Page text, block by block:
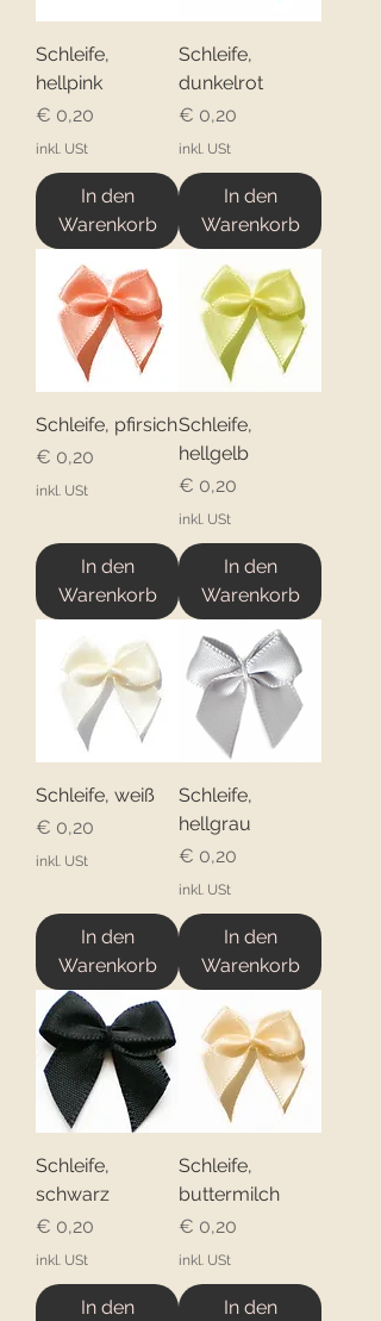
Schleife,
hellpink
Preis
€ 0,20
inkl. USt
In den
Warenkorb
Schleife,
dunkelrot
Preis
€ 0,20
inkl. USt
In den
Warenkorb
Schleife, pfirsich
Preis
€ 0,20
inkl. USt
In den
Warenkorb
Schleife,
hellgelb
Preis
€ 0,20
inkl. USt
In den
Warenkorb
Schleife, weiß
Preis
€ 0,20
inkl. USt
In den
Warenkorb
Schleife,
hellgrau
Preis
€ 0,20
inkl. USt
In den
Warenkorb
Schleife,
schwarz
Preis
€ 0,20
inkl. USt
In den
Schleife,
buttermilch
Preis
€ 0,20
inkl. USt
In den